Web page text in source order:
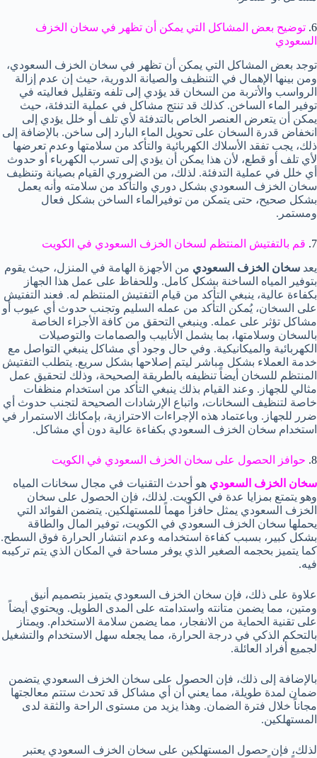
6. توضيح بعض المشاكل التي يمكن أن تظهر في سخان الخزف
السعودي
توجد بعض المشاكل التي يمكن أن تظهر في سخان الخزف السعودي،
ومن بينها الإهمال في التنظيف والصيانة الدورية، حيث إن عدم إزالة
الرواسب والأتربة من السخان قد يؤدي إلى تلفه وتقليل فعاليته في
توفير الماء الساخن. كذلك قد تنتج مشاكل في عملية التدفئة، حيث
يمكن أن يتعرض العنصر الخاص بالتدفئة لأي تلف أو خلل يؤدي إلى
انخفاض قدرة السخان على تحويل الماء البارد إلى ساخن. بالإضافة إلى
ذلك، يجب تفقد الأسلاك الكهربائية والتأكد من سلامتها وعدم تعرضها
لأي تلف أو قطع، لأن هذا يمكن أن يؤدي إلى تسرب الكهرباء أو حدوث
أي خلل في عملية التدفئة. لذلك، من الضروري القيام بصيانة وتنظيف
سخان الخزف السعودي بشكل دوري والتأكد من سلامته وأنه يعمل
بشكل صحيح، حتى يتمكن من توفيرالماء الساخن بشكل فعال
ومستمر.
7. قم بالتفتيش المنتظم لسخان الخزف السعودي في الكويت
يعد سخان الخزف السعودي من الأجهزة الهامة في المنزل، حيث يقوم
بتوفير المياه الساخنة بشكل كامل. وللحفاظ على عمل هذا الجهاز
بكفاءة عالية، ينبغي التأكد من قيام التفتيش المنتظم له. فعند التفتيش
على السخان، يُمكن التأكد من عمله السليم وتجنب حدوث أي عيوب أو
مشاكل تؤثر على عمله. وينبغي التحقق من كافة الأجزاء الخاصة
بالسخان وسلامتها، بما يشمل الأنابيب والصمامات والتوصيلات
الكهربائية والميكانيكية. وفي حال وجود أي مشاكل ينبغي التواصل مع
خدمة العملاء بشكل مباشر ليتم إصلاحها بشكل سريع. يتطلب التفتيش
المنتظم للسخان أيضاً تنظيفه بالطريقة الصحيحة، وذلك لتحقيق عمل
مثالي للجهاز. وعند القيام بذلك ينبغي التأكد من استخدام منظفات
خاصة لتنظيف السخانات، واتباع الإرشادات الصحيحة لتجنب حدوث أي
ضرر للجهاز. وباعتماد هذه الإجراءات الاحترازية، بإمكانك الاستمرار في
استخدام سخان الخزف السعودي بكفاءة عالية دون أي مشاكل.
8. حوافز الحصول على سخان الخزف السعودي في الكويت
سخان الخزف السعودي هو أحدث التقنيات في مجال سخانات المياه
وهو يتمتع بمزايا عدة في الكويت. لذلك، فإن الحصول على سخان
الخزف السعودي يمثل حافزاً مهماً للمستهلكين. يتضمن الفوائد التي
يحملها سخان الخزف السعودي في الكويت، توفير المال والطاقة
بشكل كبير، بسبب كفاءة استخدامه وعدم انتشار الحرارة فوق السطح.
كما يتميز بحجمه الصغير الذي يوفر مساحة في المكان الذي يتم تركيبه
فيه.
علاوة على ذلك، فإن سخان الخزف السعودي يتميز بتصميم أنيق
ومتين، مما يضمن متانته واستدامته على المدى الطويل. ويحتوي أيضاً
على تقنية الحماية من الانفجار، مما يضمن سلامة الاستخدام. ويمتاز
بالتحكم الذكي في درجة الحرارة، مما يجعله سهل الاستخدام والتشغيل
لجميع أفراد العائلة.
بالإضافة إلى ذلك، فإن الحصول على سخان الخزف السعودي يتضمن
ضمان لمدة طويلة، مما يعني أن أي مشاكل قد تحدث ستتم معالجتها
مجاناً خلال فترة الضمان. وهذا يزيد من مستوى الراحة والثقة لدى
المستهلكين.
لذلك، فإن حصول المستهلكين على سخان الخزف السعودي يعتبر